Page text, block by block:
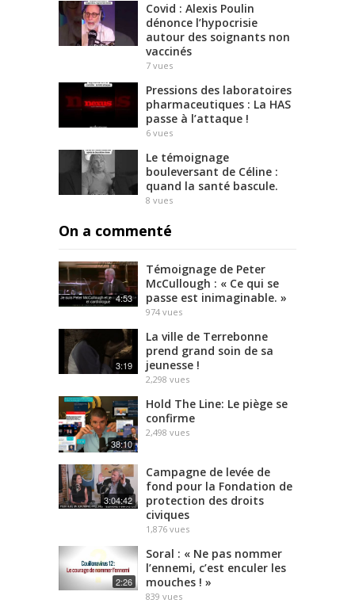
Covid : Alexis Poulin
dénonce l’hypocrisie
autour des soignants non
vaccinés
7 vues
Pressions des laboratoires
pharmaceutiques : La HAS
passe à l’attaque !
6 vues
Le témoignage
bouleversant de Céline :
quand la santé bascule.
8 vues
On a commenté
4:53
Témoignage de Peter
McCullough : « Ce qui se
passe est inimaginable. »
974 vues
3:19
La ville de Terrebonne
prend grand soin de sa
jeunesse !
2,298 vues
38:10
Hold The Line: Le piège se
confirme
2,498 vues
3:04:42
Campagne de levée de
fond pour la Fondation de
protection des droits
civiques
1,876 vues
2:26
Soral : « Ne pas nommer
l’ennemi, c’est enculer les
mouches ! »
839 vues